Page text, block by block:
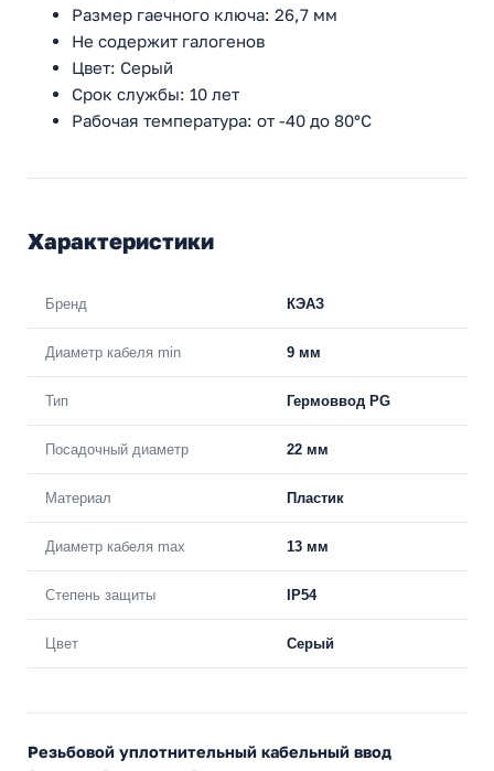
Размер гаечного ключа: 26,7 мм
Не содержит галогенов
Цвет: Серый
Срок службы: 10 лет
Рабочая температура: от -40 до 80°C
Характеристики
Бренд КЭАЗ
Диаметр кабеля min 9 мм
Тип Гермоввод PG
Посадочный диаметр 22 мм
Материал Пластик
Диаметр кабеля max 13 мм
Степень защиты IP54
Цвет Серый
Резьбовой уплотнительный кабельный ввод